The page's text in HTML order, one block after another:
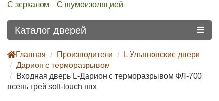
С зеркалом С шумоизоляцией
Каталог дверей
Главная Производители
L Ульяновские двери
Дарион с терморазрывом
Входная дверь L-Дарион с терморазрывом ФЛ-700
ясень грей soft-touch пвх